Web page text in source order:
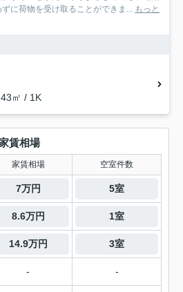
に荷物を受け取ることができま... もっと
㎡ / 1K
賃相場
家賃相場 空室件数
7万円 5室
8.6万円 1室
14.9万円 3室
- -